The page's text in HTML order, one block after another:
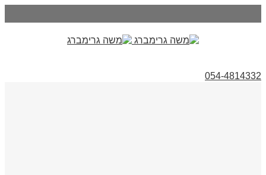
054-4814332